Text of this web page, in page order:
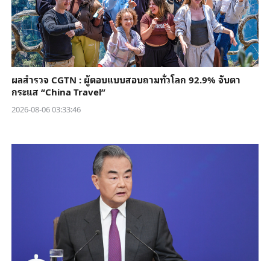
ผลสำรวจ CGTN : ผู้ตอบแบบสอบถามทั่วโลก 92.9% จับตา
กระแส “China Travel”
2026-08-06 03:33:46